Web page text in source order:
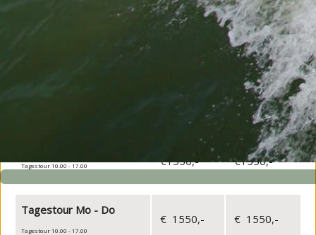
10% ab
10% ab
Tagestour 10.00 - 17.00 €1550,- €1550,-
Tagestour Mo - Do
Tagestour 10.00 - 17.00
€ 1550,- € 1550,-